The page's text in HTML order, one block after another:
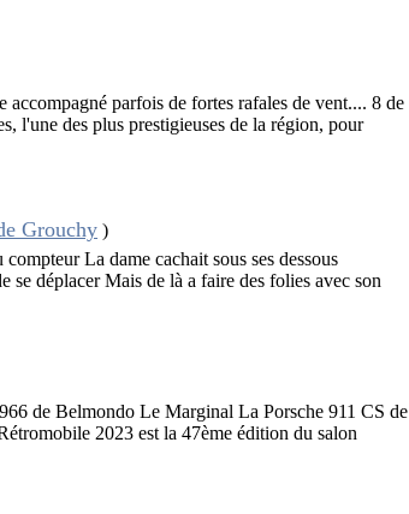
parfois de fortes rafales de vent.... 8 de
l'une des plus prestigieuses de la région, pour
Grouchy )
La dame cachait sous ses dessous
se déplacer Mais de là a faire des folies avec son
de Belmondo Le Marginal La Porsche 911 CS de
2023 est la 47ème édition du salon